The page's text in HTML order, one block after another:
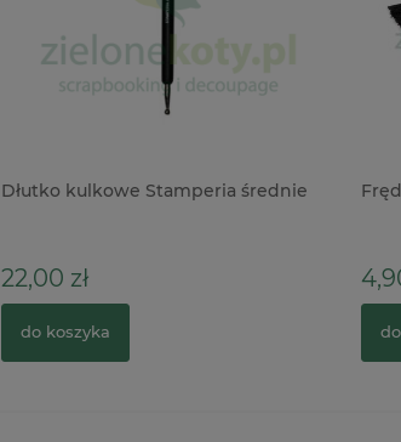
Dłutko kulkowe Stamperia średnie
22,00 zł
do koszyka